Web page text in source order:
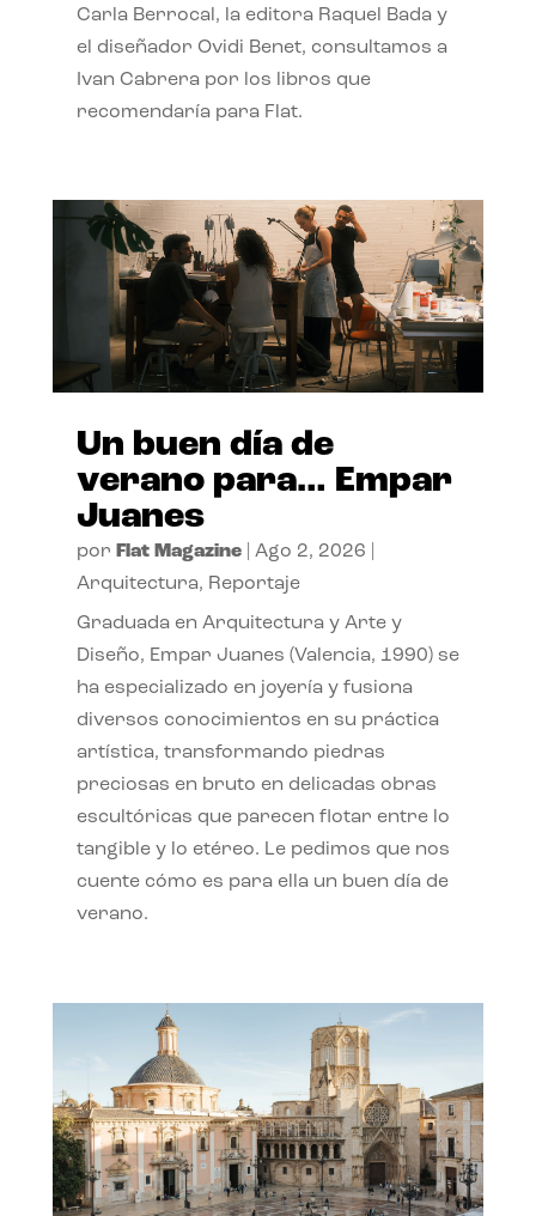
Carla Berrocal, la editora Raquel Bada y
el diseñador Ovidi Benet, consultamos a
Ivan Cabrera por los libros que
recomendaría para Flat.
Un buen día de
verano para… Empar
Juanes
por Flat Magazine| Ago 2, 2026
Arquitectura, Reportaje
Graduada en Arquitectura y Arte y
Diseño, Empar Juanes (Valencia, 1990) se
ha especializado en joyería y fusiona
diversos conocimientos en su práctica
artística, transformando piedras
preciosas en bruto en delicadas obras
escultóricas que parecen flotar entre lo
tangible y lo etéreo. Le pedimos que nos
cuente cómo es para ella un buen día de
verano.